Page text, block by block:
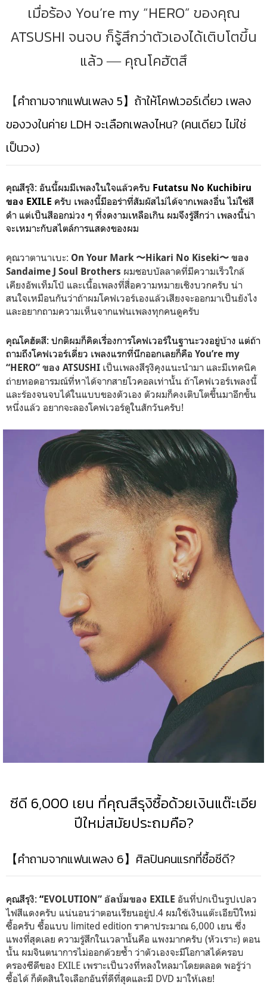
เมื่อร้อง You’re my “HERO” ของคุณ
ATSUSHI จนจบ ก็รู้สึกว่าตัวเองได้เติบโตขึ้น
แล้ว ― คุณโคฮัตสึ
【คำถามจากแฟนเพลง 5】ถ้าให้โคฟเวอร์เดี่ยว เพลง
ของวงในค่าย LDH จะเลือกเพลงไหน? (คนเดียว ไม่ใช่
เป็นวง)
คุณสึรุงิ: อันนี้ผมมีเพลงในใจแล้วครับ Futatsu No Kuchibiru
ของ EXILE ครับ เพลงนี้มีออร่าที่สัมผัสไม่ได้จากเพลงอื่น ไม่ใช่สี
ดำ แต่เป็นสีออกม่วง ๆ ที่งดงามเหลือเกิน ผมจึงรู้สึกว่า เพลงนี้น่า
จะเหมาะกับสไตล์การแสดงของผม
คุณวาตานาเบะ: On Your Mark 〜Hikari No Kiseki〜 ของ
Sandaime J Soul Brothers ผมชอบบัลลาดที่มีความเร็วใกล้
เคียงอัพเท็มโป้ และเนื้อเพลงที่สื่อความหมายเชิงบวกครับ น่า
สนใจเหมือนกันว่าถ้าผมโคฟเวอร์เองแล้วเสียงจะออกมาเป็นยังไง
และอยากถามความเห็นจากแฟนเพลงทุกคนดูครับ
คุณโคฮัตสึ: ปกติผมก็คิดเรื่องการโคฟเวอร์ในฐานะวงอยู่บ้าง แต่ถ้า
ถามถึงโคฟเวอร์เดี่ยว เพลงแรกที่นึกออกเลยก็คือ You’re my
“HERO” ของ ATSUSHI เป็นเพลงสึรุงิคุงแนะนำมา และมีเทคนิค
ถ่ายทอดอารมณ์ที่หาได้จากสายโวคอลเท่านั้น ถ้าโคฟเวอร์เพลงนี้
และร้องจนจบได้ในแบบของตัวเอง ตัวผมก็คงเติบโตขึ้นมาอีกขั้น
หนึ่งแล้ว อยากจะลองโคฟเวอร์ดูในสักวันครับ!
ซีดี 6,000 เยน ที่คุณสึรุงิซื้อด้วยเงินแต๊ะเอีย
ปีใหม่สมัยประถมคือ?
【คำถามจากแฟนเพลง 6】ศิลปินคนแรกที่ซื้อซีดี?
คุณสึรุงิ: “EVOLUTION” อัลบั้มของ EXILE อันที่ปกเป็นรูปเปลว
ไฟสีแดงครับ แน่นอนว่าตอนเรียนอยู่ป.4 ผมใช้เงินแต๊ะเอียปีใหม่
ซื้อครับ ซื้อแบบ limited edition ราคาประมาณ 6,000 เยน ซึ่ง
แพงที่สุดเลย ความรู้สึกในเวลานั้นคือ แพงมากครับ (หัวเราะ) ตอน
นั้น ผมจินตนาการไม่ออกด้วยซ้ำ ว่าตัวเองจะมีโอกาสได้ครอบ
ครองซีดีของ EXILE เพราะเป็นวงที่หลงใหลมาโดยตลอด พอรู้ว่า
ซื้อได้ ก็ตัดสินใจเลือกอันที่ดีที่สุดและมี DVD มาให้เลย!